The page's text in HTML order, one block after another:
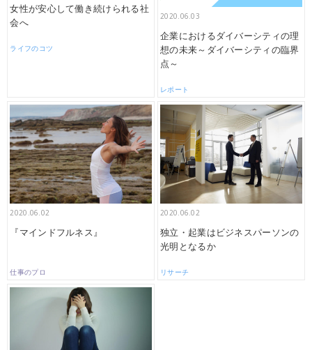
女性が安心して働き続けられる社
会へ
ライフのコツ
2020.06.03
企業におけるダイバーシティの理
想の未来～ダイバーシティの臨界
点～
レポート
2020.06.02
『マインドフルネス』
仕事のプロ
2020.06.02
独立・起業はビジネスパーソンの
光明となるか
リサーチ